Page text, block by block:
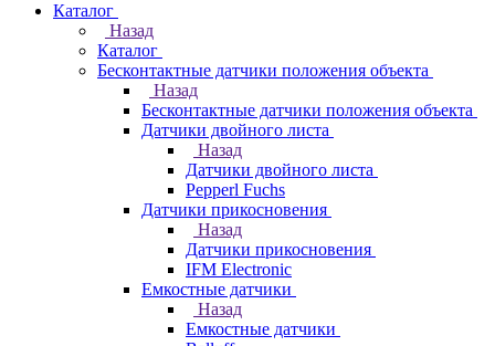
Каталог
Назад
Каталог
Бесконтактные датчики положения объекта
Назад
Бесконтактные датчики положения объекта
Датчики двойного листа
Назад
Датчики двойного листа
Pepperl Fuchs
Датчики прикосновения
Назад
Датчики прикосновения
IFM Electronic
Емкостные датчики
Назад
Емкостные датчики